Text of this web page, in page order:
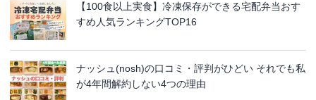
【100食以上実食】冷凍保存ができる宅配弁当おす
すめ人気ランキングTOP16
ナッシュ(nosh)の口コミ・評判がひどい それでも私
が4年間解約しない4つの理由